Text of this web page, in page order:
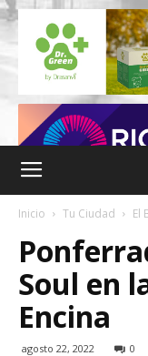
Inicio Tu Ciudad El
Soul en
Encina
agosto 22, 2022 0